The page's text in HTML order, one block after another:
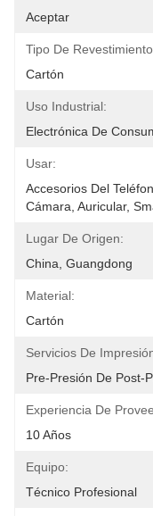
Aceptar
Tipo De
Cartón
Uso Industrial:
Electrónica De
Usar:
Accesorios Del
Cámara, Auricular,
Lugar De Origen:
China, Guangdong
Material:
Cartón
Servicios De
Pre-Presión De Post-
Experiencia De
10 Años
Equipo:
Técnico Profesional